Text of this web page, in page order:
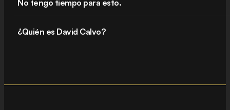
No tengo tiempo para esto.
¿Quién es David Calvo?